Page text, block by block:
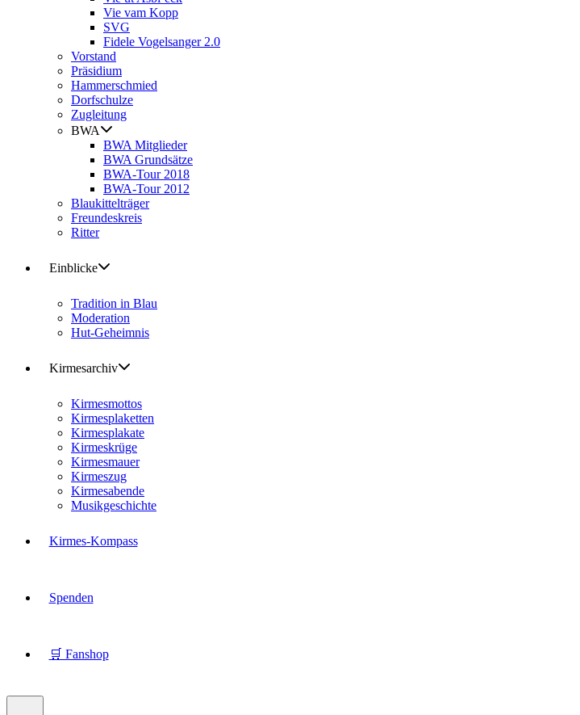
Vie vam Kopp
SVG
Fidele Vogelsanger 2.0
Vorstand
Präsidium
Hammerschmied
Dorfschulze
Zugleitung
BWA
BWA Mitglieder
BWA Grundsätze
BWA-Tour 2018
BWA-Tour 2012
Blaukittelträger
Freundeskreis
Ritter
Einblicke
Tradition in Blau
Moderation
Hut-Geheimnis
Kirmesarchiv
Kirmesmottos
Kirmesplaketten
Kirmesplakate
Kirmeskrüge
Kirmesmauer
Kirmeszug
Kirmesabende
Musikgeschichte
Kirmes-Kompass
Spenden
🛒 Fanshop